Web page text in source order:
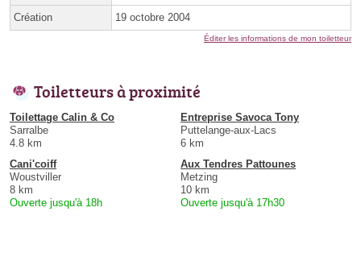
Création 19 octobre 2004
Éditer les informations de mon toiletteur
Toiletteurs à proximité
Toilettage Calin & Co
Sarralbe
4.8 km
Entreprise Savoca Tony
Puttelange-aux-Lacs
6 km
Cani'coiff
Woustviller
8 km
Ouverte jusqu'à 18h
Aux Tendres Pattounes
Metzing
10 km
Ouverte jusqu'à 17h30